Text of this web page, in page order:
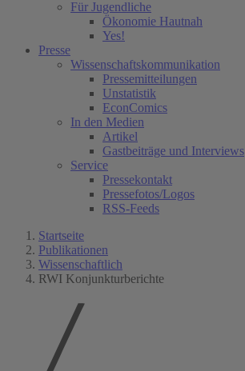
Für Jugendliche
Ökonomie Hautnah
Yes!
Presse
Wissenschaftskommunikation
Pressemitteilungen
Unstatistik
EconComics
In den Medien
Artikel
Gastbeiträge und Interviews
Service
Pressekontakt
Pressefotos/Logos
RSS-Feeds
Startseite
Publikationen
Wissenschaftlich
RWI Konjunkturberichte